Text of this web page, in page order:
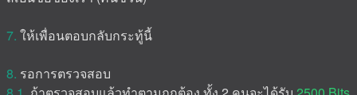
7. ให้เพื่อนตอบกลับกระทู้นี้
8. รอการตรวจสอบ